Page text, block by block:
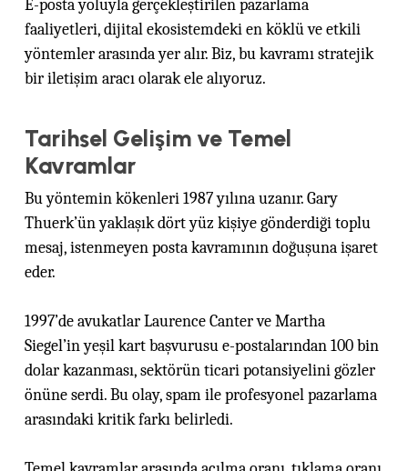
E-posta yoluyla gerçekleştirilen pazarlama
faaliyetleri, dijital ekosistemdeki en köklü ve etkili
yöntemler arasında yer alır. Biz, bu kavramı stratejik
bir iletişim aracı olarak ele alıyoruz.
Tarihsel Gelişim ve Temel
Kavramlar
Bu yöntemin kökenleri 1987 yılına uzanır. Gary
Thuerk’ün yaklaşık dört yüz kişiye gönderdiği toplu
mesaj, istenmeyen posta kavramının doğuşuna işaret
eder.
1997’de avukatlar Laurence Canter ve Martha
Siegel’in yeşil kart başvurusu e-postalarından 100 bin
dolar kazanması, sektörün ticari potansiyelini gözler
önüne serdi. Bu olay, spam ile profesyonel pazarlama
arasındaki kritik farkı belirledi.